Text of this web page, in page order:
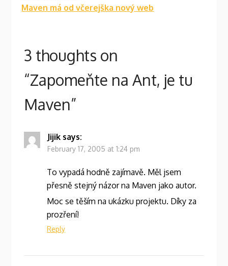
Maven má od včerejška nový web
3 thoughts on
“Zapomeňte na Ant, je tu
Maven”
Jijik says:
February 17, 2005 at 1:24 pm
To vypadá hodně zajímavě. Měl jsem
přesně stejný názor na Maven jako autor.
Moc se těším na ukázku projektu. Díky za
prozření!
Reply